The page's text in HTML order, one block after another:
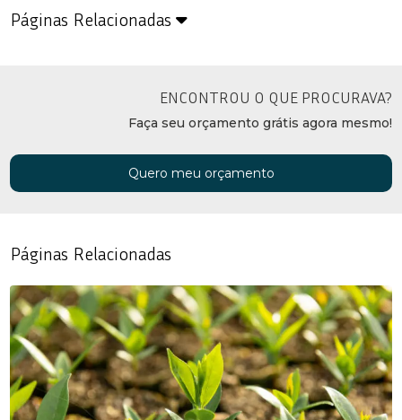
Páginas Relacionadas
ENCONTROU O QUE PROCURAVA?
Faça seu orçamento grátis agora mesmo!
Quero meu orçamento
Páginas Relacionadas